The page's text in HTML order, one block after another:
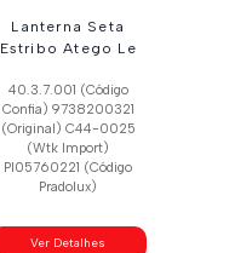
Lanterna Seta
Estribo Atego Le
40.3.7.001 (Código
Confia) 9738200321
(Original) C44-0025
(Wtk Import)
Pl05760221 (Código
Pradolux)
Ver Detalhes